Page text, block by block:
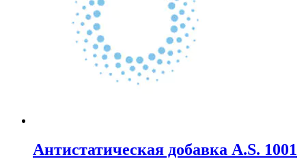
Антистатическая добавка A.S. 1001